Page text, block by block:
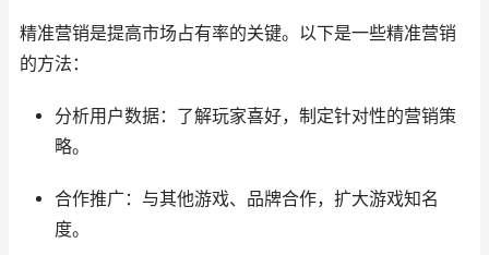
精准营销是提高市场占有率的关键。以下是一些精准营销
的方法：
分析用户数据：了解玩家喜好，制定针对性的营销策
略。
合作推广：与其他游戏、品牌合作，扩大游戏知名
度。